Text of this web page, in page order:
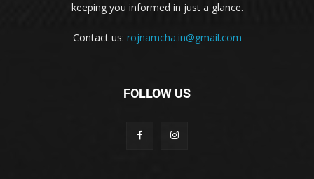
keeping you informed in just a glance.
Contact us: rojnamcha.in@gmail.com
FOLLOW US